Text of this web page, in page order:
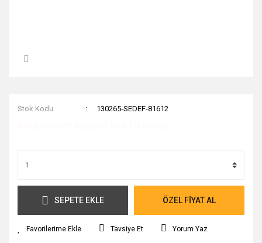
Stok Kodu 130265-SEDEF-81612
SEPETE EKLE ÖZEL FİYAT AL
Tavsiye Et Yorum Yaz